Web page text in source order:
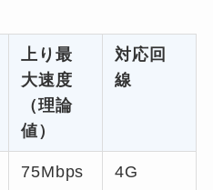
上り最
大速度
（理論
値）
対応回
線
75Mbps 4G